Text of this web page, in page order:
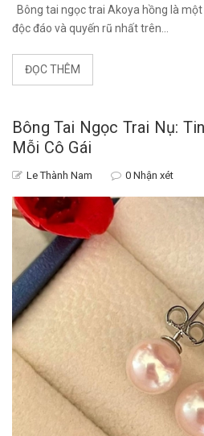
Bông tai ngọc trai Akoya hồng là
độc đáo và quyến rũ nhất trên...
ĐỌC THÊM
Bông Tai Ngọc Trai Nụ:
Mỗi Cô Gái
Le Thành Nam 0 Nhận xét